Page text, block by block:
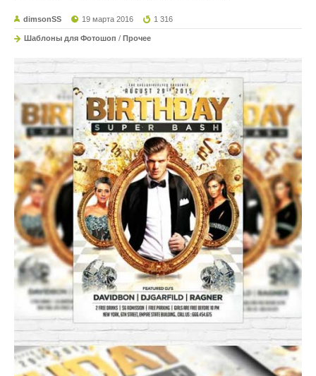
dimsonSS 19 марта 2016 1 316
Шаблоны для Фотошоп / Прочее